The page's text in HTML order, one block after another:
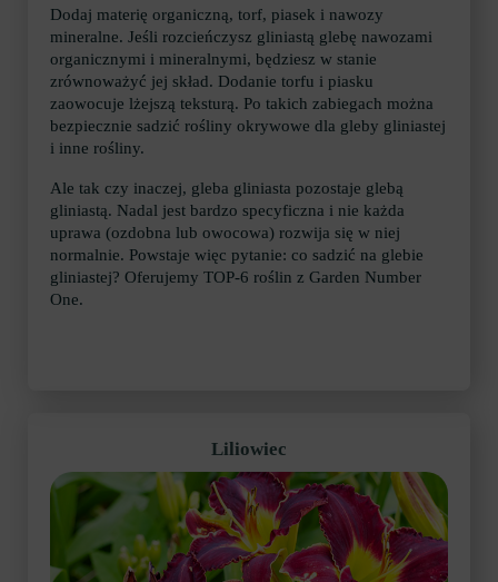
Dodaj materię organiczną, torf, piasek i nawozy
mineralne. Jeśli rozcieńczysz gliniastą glebę nawozami
organicznymi i mineralnymi, będziesz w stanie
zrównoważyć jej skład. Dodanie torfu i piasku
zaowocuje lżejszą teksturą. Po takich zabiegach można
bezpiecznie sadzić rośliny okrywowe dla gleby gliniastej
i inne rośliny.
Ale tak czy inaczej, gleba gliniasta pozostaje glebą
gliniastą. Nadal jest bardzo specyficzna i nie każda
uprawa (ozdobna lub owocowa) rozwija się w niej
normalnie. Powstaje więc pytanie: co sadzić na glebie
gliniastej? Oferujemy TOP-6 roślin z Garden Number
One.
Liliowiec